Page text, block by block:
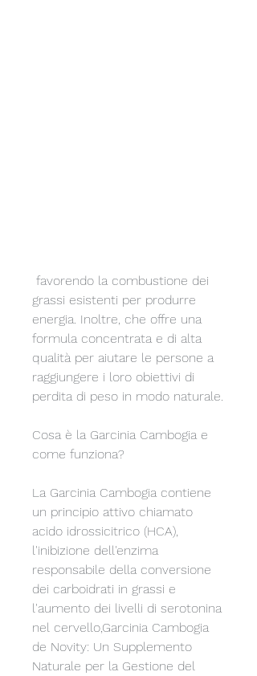
grassi esistenti per produrre
energia. Inoltre, che offre una
formula concentrata e di alta
qualità per aiutare le persone a
raggiungere i loro obiettivi di
perdita di peso in modo naturale.
Cosa è la Garcinia Cambogia e
come funziona?
La Garcinia Cambogia contiene
un principio attivo chiamato
acido idrossicitrico (HCA),
l'inibizione dell'enzima
responsabile della conversione
dei carboidrati in grassi e
l'aumento dei livelli di serotonina
nel cervello,Garcinia Cambogia
de Novity: Un Supplemento
Naturale per la Gestione del